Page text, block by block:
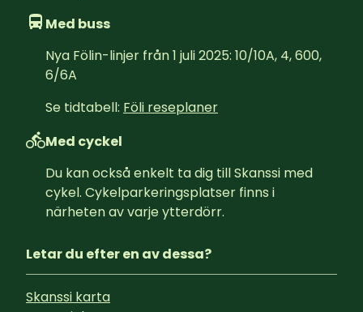
Med buss
Nya Fölin-linjer från 1 juli 2025: 10/10A, 4, 600,
6/6A
Se tidtabell: Föli reseplaner
Med cyckel
Du kan också enkelt ta dig till Skanssi med
cykel. Cykelparkeringsplatser finns i
närheten av varje ytterdörr.
Letar du efter en av dessa?
Skanssi karta